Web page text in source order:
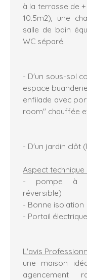
à la terrasse de
10.5m2), une
salle de bain
WC séparé.
- D'un sous-sol
espace
enfilade avec
room" chauffée
- D'un jardin clôt
Aspect technique :
- pompe à
réversible)
- Bonne isolation
- Portail
L'avis
une maison
agencement